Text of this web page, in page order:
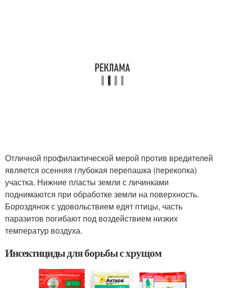
Отличной профилактической мерой против вредителей
является осенняя глубокая перепашка (перекопка)
участка. Нижние пласты земли с личинками
поднимаются при обработке земли на поверхность.
Бороздянок с удовольствием едят птицы, часть
паразитов погибают под воздействием низких
температур воздуха.
Инсектициды для борьбы с хрущом